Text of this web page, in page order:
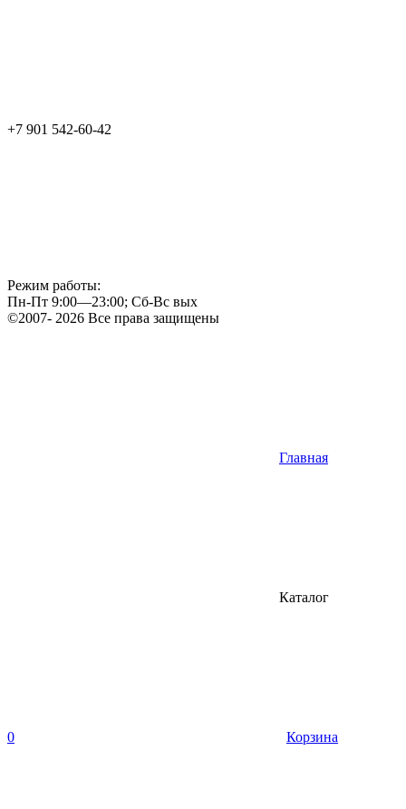
+7 901 542-60-42
Режим работы:
Пн-Пт 9:00—23:00; Сб-Вс вых
©2007- 2026 Все права защищены
Главная
Каталог
0 Корзина